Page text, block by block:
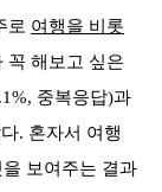
로 여행을 비롯
꼭 해보고 싶은
중복응답)과
. 혼자서 여행
보여주는 결과